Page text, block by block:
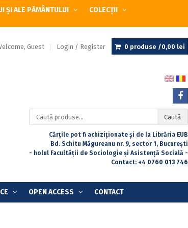
ȘI ALE PĂMÂNTULUI COLECȚII
Guest Login / Register 0 produse /0,00 lei
Caută
după:
Caută
Cărțile pot fi achiziționate și de la Librăria EUB
Bd. Schitu Măgureanu nr. 9, sector 1, București
- holul Facultății de Sociologie și Asistență Socială -
Contact: +4 0760 013 746
OPEN ACCESS CONTACT